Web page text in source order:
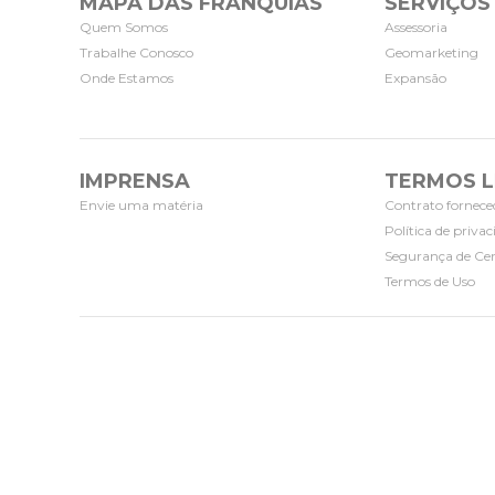
Quem Somos
Trabalhe Conosco
Onde Estamos
Assessoria
Geomarketing
Expansão
IMPRENSA
Envie uma matéria
TERMOS
Contrato
Política de
Segurança de
Termos de Uso